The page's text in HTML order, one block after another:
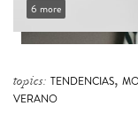
6 more
topics: TENDENCIAS,
VERANO